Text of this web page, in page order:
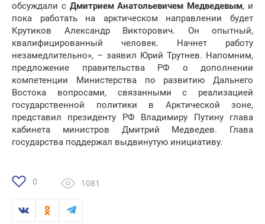
обсуждали с Дмитрием Анатольевичем Медведевым, и
пока работать на арктическом направлении будет
Крутиков Александр Викторович. Он опытный,
квалифицированный человек. Начнет работу
незамедлительно», – заявил Юрий Трутнев. Напомним,
предложение правительства РФ о дополнении
компетенции Министерства по развитию Дальнего
Востока вопросами, связанными с реализацией
государственной политики в Арктической зоне,
представил президенту РФ Владимиру Путину глава
кабинета министров Дмитрий Медведев. Глава
государства поддержал выдвинутую инициативу.
0 1081